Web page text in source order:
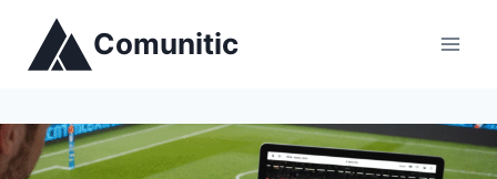
contenu
Comunitic